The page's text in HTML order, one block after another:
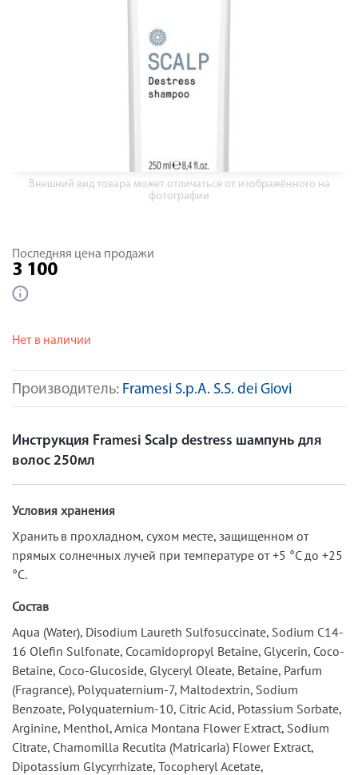
Внешний вид товара может отличаться от изображённого на
фотографии
Производитель: Framesi S.p.A. S.S. dei Giovi
Последняя цена продажи
3 100
Нет в наличии
Инструкция Framesi Scalp destress шампунь для
волос 250мл
Условия хранения
Хранить в прохладном, сухом месте, защищенном от
прямых солнечных лучей при температуре от +5 °C до +25
°C.
Состав
Aqua (Water), Disodium Laureth Sulfosuccinate, Sodium C14-
16 Olefin Sulfonate, Cocamidopropyl Betaine, Glycerin, Coco-
Betaine, Coco-Glucoside, Glyceryl Oleate, Betaine, Parfum
(Fragrance), Polyquaternium-7, Maltodextrin, Sodium
Benzoate, Polyquaternium-10, Citric Acid, Potassium Sorbate,
Arginine, Menthol, Arnica Montana Flower Extract, Sodium
Citrate, Chamomilla Recutita (Matricaria) Flower Extract,
Dipotassium Glycyrrhizate, Tocopheryl Acetate,